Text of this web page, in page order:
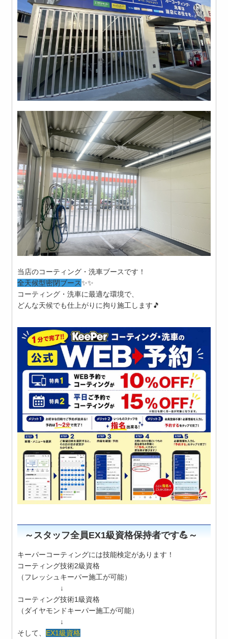
当店のコーティング・洗車ブースです！
全天候型密閉ブース✨✨
コーティング・洗車に最適な環境で、
どんな天候でも仕上がりに拘り施工します🎵
～スタッフ全員EX1級資格保持者です💪～
キーパーコーティングには技能検定があります！
コーティング技術2級資格
（フレッシュキーパー施工が可能）
↓
コーティング技術1級資格
（ダイヤモンドキーパー施工が可能）
↓
そして、 EX1級資格